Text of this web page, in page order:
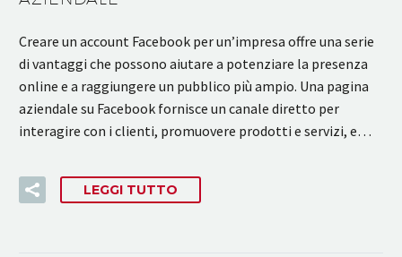
Creare un account Facebook per un’impresa offre una serie
di vantaggi che possono aiutare a potenziare la presenza
online e a raggiungere un pubblico più ampio. Una pagina
aziendale su Facebook fornisce un canale diretto per
interagire con i clienti, promuovere prodotti e servizi, e…
LEGGI TUTTO